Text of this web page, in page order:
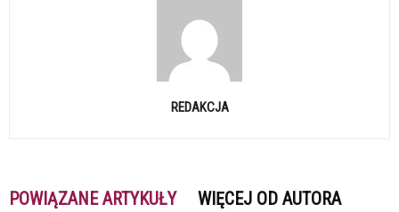
REDAKCJA
POWIĄZANE ARTYKUŁY WIĘCEJ OD AUTORA